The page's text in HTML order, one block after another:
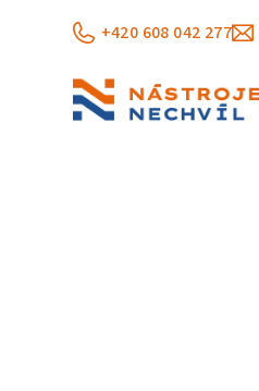
+420 608 042 277